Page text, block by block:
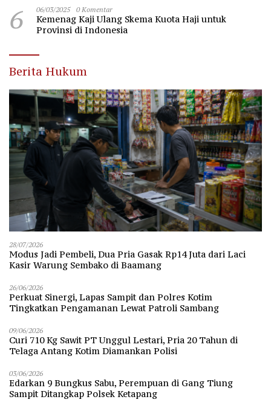
6 06/03/2025 0 Komentar
Kemenag Kaji Ulang Skema Kuota Haji untuk
Provinsi di Indonesia
Berita Hukum
28/07/2026
Modus Jadi Pembeli, Dua Pria Gasak Rp14 Juta dari Laci
Kasir Warung Sembako di Baamang
26/06/2026
Perkuat Sinergi, Lapas Sampit dan Polres Kotim
Tingkatkan Pengamanan Lewat Patroli Sambang
09/06/2026
Curi 710 Kg Sawit PT Unggul Lestari, Pria 20 Tahun di
Telaga Antang Kotim Diamankan Polisi
03/06/2026
Edarkan 9 Bungkus Sabu, Perempuan di Gang Tiung
Sampit Ditangkap Polsek Ketapang